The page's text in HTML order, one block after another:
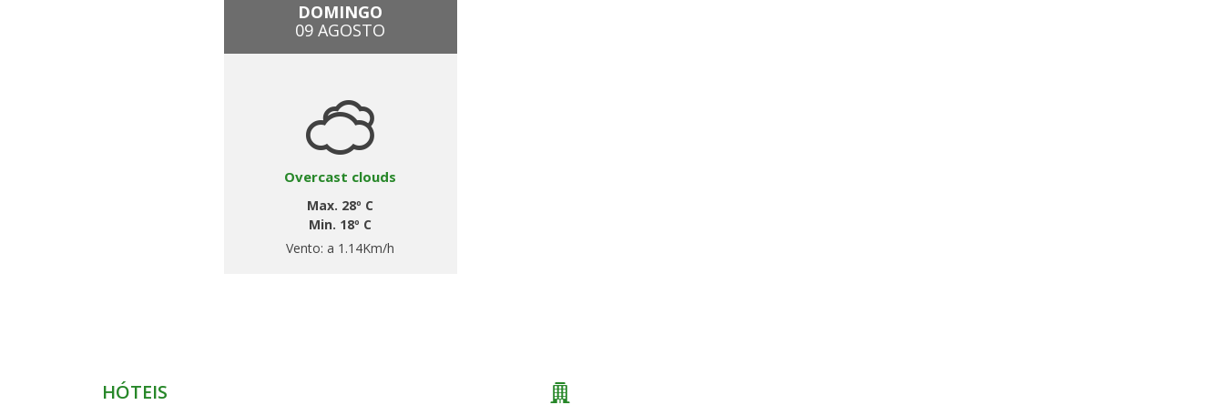
DOMINGO
09 AGOSTO
Overcast clouds
Max. 28º C
Min. 18º C
Vento: a 1.14Km/h
HÓTEIS